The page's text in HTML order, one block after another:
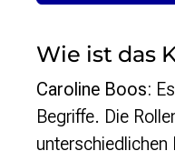
Wie ist das
Caroline Boos:
Begriffe. Die